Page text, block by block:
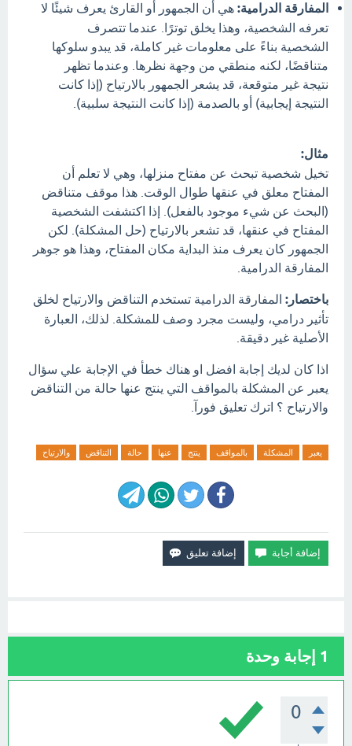
المفارقة الدرامية: هي أن الجمهور أو القارئ يعرف شيئًا لا
تعرفه الشخصية، وهذا يخلق توترًا. عندما تتصرف
الشخصية بناءً على معلومات غير كاملة، قد يبدو سلوكها
متناقضًا، لكنه منطقي من وجهة نظرها. وعندما تظهر
نتيجة غير متوقعة، قد يشعر الجمهور بالارتياح (إذا كانت
النتيجة إيجابية) أو بالصدمة (إذا كانت النتيجة سلبية).
مثال:
تخيل شخصية تبحث عن مفتاح منزلها، وهي لا تعلم أن
المفتاح معلق في عنقها طوال الوقت. هذا موقف متناقض
(البحث عن شيء موجود بالفعل). إذا اكتشفت الشخصية
المفتاح في عنقها، قد تشعر بالارتياح (حل المشكلة). لكن
الجمهور كان يعرف منذ البداية مكان المفتاح، وهذا هو جوهر
المفارقة الدرامية.
باختصار: المفارقة الدرامية تستخدم التناقض والارتياح لخلق
تأثير درامي، وليست مجرد وصف للمشكلة. لذلك، العبارة
الأصلية غير دقيقة.
اذا كان لديك إجابة افضل او هناك خطأ في الإجابة علي سؤال
يعبر عن المشكلة بالمواقف التي ينتج عنها حالة من التناقض
والارتياح ؟ اترك تعليق فورآ.
يعبر المشكلة بالمواقف ينتج عنها حالة التناقض والارتياح
1 إجابة وحدة
0